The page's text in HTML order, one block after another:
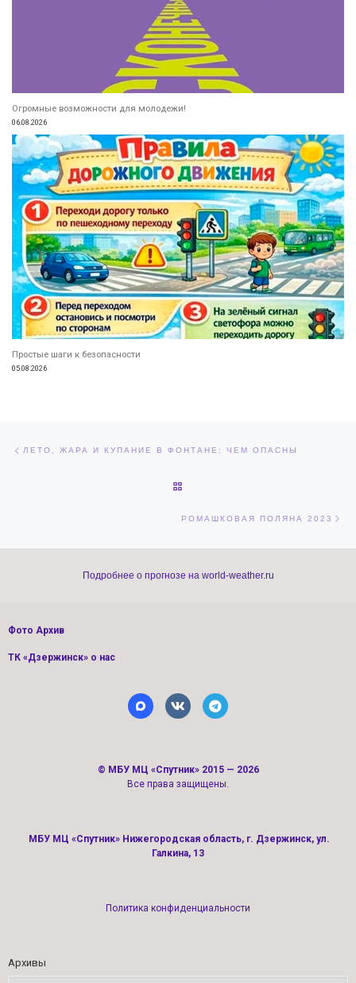
Огромные возможности для молодежи!
06.08.2026
Простые шаги к безопасности
05.08.2026
ЛЕТО, ЖАРА И КУПАНИЕ В ФОНТАНЕ: ЧЕМ ОПАСНЫ
РОМАШКОВАЯ ПОЛЯНА 2023
Подробнее о прогнозе на world-weather.ru
Фото Архив
ТК «Дзержинск» о нас
© МБУ МЦ «Спутник» 2015 — 2026
Все права защищены.
МБУ МЦ «Спутник» Нижегородская область, г. Дзержинск, ул.
Галкина, 13
Политика конфиденциальности
Архивы